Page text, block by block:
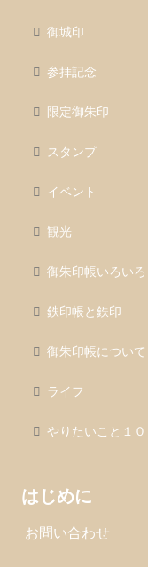
御城印
参拝記念
限定御朱印
スタンプ
イベント
観光
御朱印帳いろいろ
鉄印帳と鉄印
御朱印帳について
ライフ
やりたいこと１０
はじめに
お問い合わせ